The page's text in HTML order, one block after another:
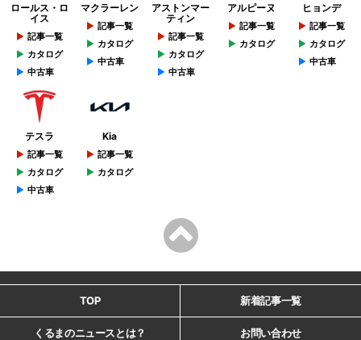
ロールス・ロ
イス
記事一覧
カタログ
中古車
マクラーレン
記事一覧
カタログ
中古車
アストンマー
ティン
記事一覧
カタログ
中古車
アルピーヌ
記事一覧
カタログ
ヒョンデ
記事一覧
カタログ
中古車
テスラ
記事一覧
カタログ
中古車
Kia
記事一覧
カタログ
TOP 新着記事一覧
くるまのニュースとは？ お問い合わせ